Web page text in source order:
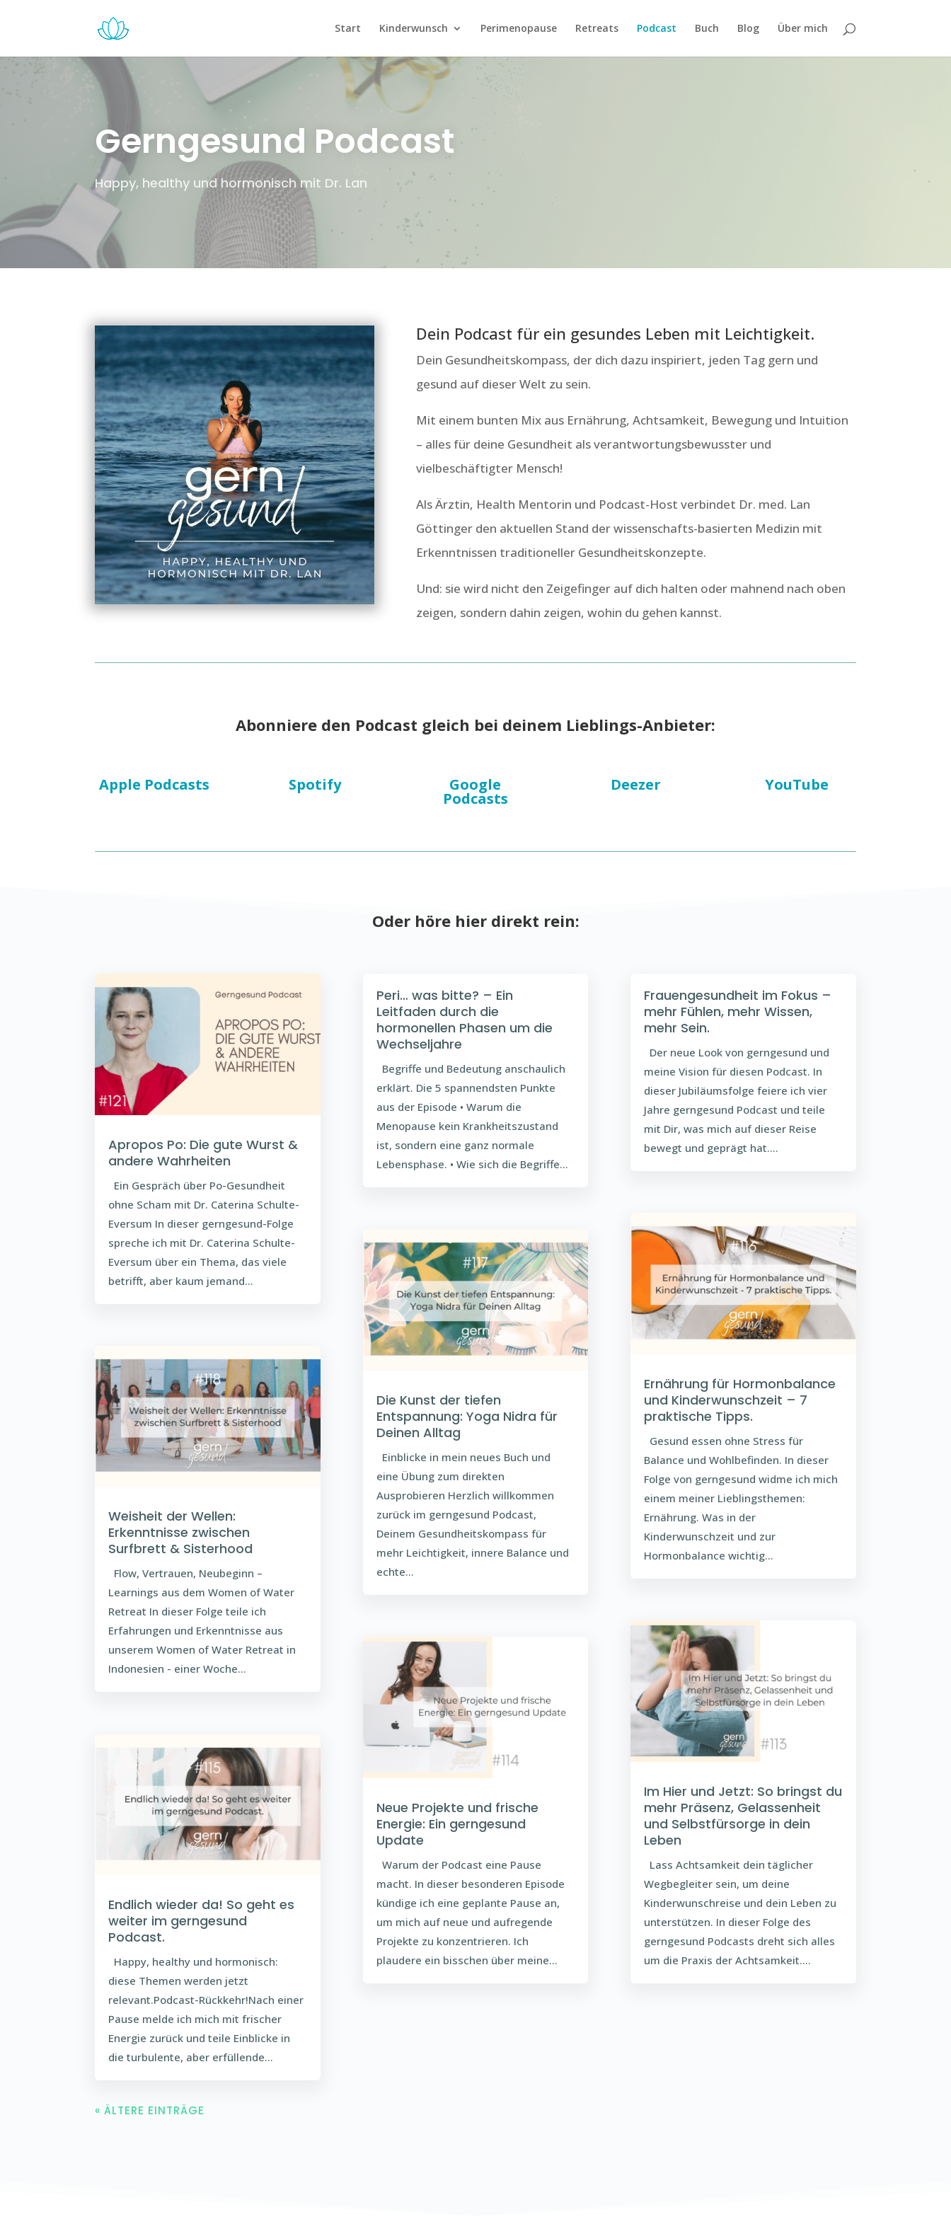
Start Kinderwunsch Perimenopause Retreats Podcast Buch Blog Über mich
Gerngesund Podcast
Happy, healthy und hormonisch mit Dr. Lan
Dein Podcast für ein gesundes Leben mit Leichtigkeit.
Dein Gesundheitskompass, der dich dazu inspiriert, jeden Tag gern und
gesund auf dieser Welt zu sein.
Mit einem bunten Mix aus Ernährung, Achtsamkeit, Bewegung und Intuition
– alles für deine Gesundheit als verantwortungsbewusster und
vielbeschäftigter Mensch!
Als Ärztin, Health Mentorin und Podcast-Host verbindet Dr. med. Lan
Göttinger den aktuellen Stand der wissenschafts-basierten Medizin mit
Erkenntnissen traditioneller Gesundheitskonzepte.
Und: sie wird nicht den Zeigefinger auf dich halten oder mahnend nach oben
zeigen, sondern dahin zeigen, wohin du gehen kannst.
Abonniere den Podcast gleich bei deinem Lieblings-Anbieter:
Apple Podcasts Spotify Google
Podcasts
Deezer YouTube
Oder höre hier direkt rein:
Apropos Po: Die gute Wurst &
andere Wahrheiten
Ein Gespräch über Po-Gesundheit
ohne Scham mit Dr. Caterina Schulte-
Eversum In dieser gerngesund-Folge
spreche ich mit Dr. Caterina Schulte-
Eversum über ein Thema, das viele
betrifft, aber kaum jemand...
Weisheit der Wellen:
Erkenntnisse zwischen
Surfbrett & Sisterhood
Flow, Vertrauen, Neubeginn –
Learnings aus dem Women of Water
Retreat In dieser Folge teile ich
Erfahrungen und Erkenntnisse aus
unserem Women of Water Retreat in
Indonesien - einer Woche...
Endlich wieder da! So geht es
weiter im gerngesund
Podcast.
Happy, healthy und hormonisch:
diese Themen werden jetzt
relevant.Podcast-Rückkehr!Nach einer
Pause melde ich mich mit frischer
Energie zurück und teile Einblicke in
die turbulente, aber erfüllende...
Peri… was bitte? – Ein
Leitfaden durch die
hormonellen Phasen um die
Wechseljahre
Begriffe und Bedeutung anschaulich
erklärt. Die 5 spannendsten Punkte
aus der Episode • Warum die
Menopause kein Krankheitszustand
ist, sondern eine ganz normale
Lebensphase. • Wie sich die Begriffe...
Die Kunst der tiefen
Entspannung: Yoga Nidra für
Deinen Alltag
Einblicke in mein neues Buch und
eine Übung zum direkten
Ausprobieren Herzlich willkommen
zurück im gerngesund Podcast,
Deinem Gesundheitskompass für
mehr Leichtigkeit, innere Balance und
echte...
Neue Projekte und frische
Energie: Ein gerngesund
Update
Warum der Podcast eine Pause
macht. In dieser besonderen Episode
kündige ich eine geplante Pause an,
um mich auf neue und aufregende
Projekte zu konzentrieren. Ich
plaudere ein bisschen über meine...
Frauengesundheit im Fokus –
mehr Fühlen, mehr Wissen,
mehr Sein.
Der neue Look von gerngesund und
meine Vision für diesen Podcast. In
dieser Jubiläumsfolge feiere ich vier
Jahre gerngesund Podcast und teile
mit Dir, was mich auf dieser Reise
bewegt und geprägt hat....
Ernährung für Hormonbalance
und Kinderwunschzeit – 7
praktische Tipps.
Gesund essen ohne Stress für
Balance und Wohlbefinden. In dieser
Folge von gerngesund widme ich mich
einem meiner Lieblingsthemen:
Ernährung. Was in der
Kinderwunschzeit und zur
Hormonbalance wichtig...
Im Hier und Jetzt: So bringst du
mehr Präsenz, Gelassenheit
und Selbstfürsorge in dein
Leben
Lass Achtsamkeit dein täglicher
Wegbegleiter sein, um deine
Kinderwunschreise und dein Leben zu
unterstützen. In dieser Folge des
gerngesund Podcasts dreht sich alles
um die Praxis der Achtsamkeit....
« ÄLTERE EINTRÄGE